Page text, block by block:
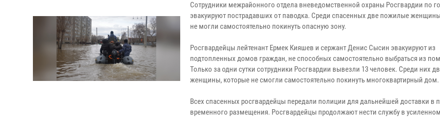
Сотрудники межрайонного отдела вневедомственной охраны Росгвардии по
эвакуируют пострадавших от паводка. Среди спасенных две пожилые
не могли самостоятельно покинуть опасную зону.
Росгвардейцы лейтенант Ермек Кияшев и сержант Денис Сысин эвакуируют из
подтопленных домов граждан, не способных самостоятельно выбраться из
Только за одни сутки сотрудники Росгвардии вывезли 13 человек. Среди них
женщины, которые не смогли самостоятельно покинуть многоквартирный дом.
Всех спасенных росгвардейцы передали полиции для дальнейшей доставки в
временного размещения. Росгвардейцы продолжают нести службу в